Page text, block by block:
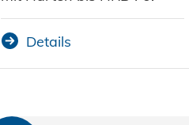
Details